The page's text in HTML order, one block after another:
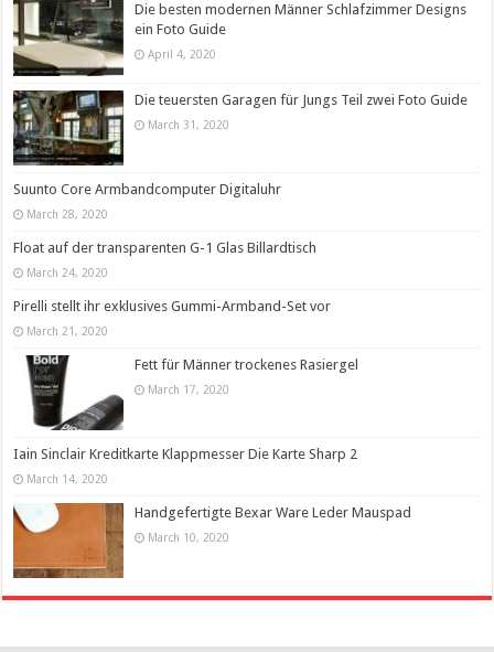
Die besten modernen Männer Schlafzimmer Designs
ein Foto Guide
April 4, 2020
Die teuersten Garagen für Jungs Teil zwei Foto Guide
March 31, 2020
Suunto Core Armbandcomputer Digitaluhr
March 28, 2020
Float auf der transparenten G-1 Glas Billardtisch
March 24, 2020
Pirelli stellt ihr exklusives Gummi-Armband-Set vor
March 21, 2020
Fett für Männer trockenes Rasiergel
March 17, 2020
Iain Sinclair Kreditkarte Klappmesser Die Karte Sharp 2
March 14, 2020
Handgefertigte Bexar Ware Leder Mauspad
March 10, 2020